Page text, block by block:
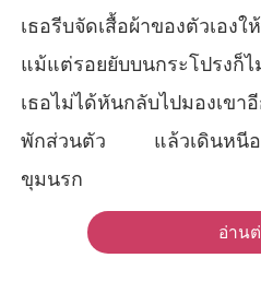
เธอรีบจัดเสื้อผ้าของตัวเองใ
แม้แต่รอยยับบนกระโปรงก็ไ
เธอไม่ได้หันกลับไปมองเข
พักส่วนตัว แล้วเดินหนีออ
ขุมนรก
อ่าน